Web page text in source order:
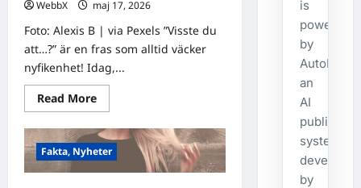
WebbX
maj 17, 2026
Foto: Alexis B | via Pexels ”Visste du
att…?” är en fras som alltid väcker
nyfikenhet! Idag,...
Read MoreRead
more
Visste
du
att…?
Fascinerande
fakta
Fakta, Nyheter
is
powered
by
AutoPost,
an
AI
publishing
system
developed
by